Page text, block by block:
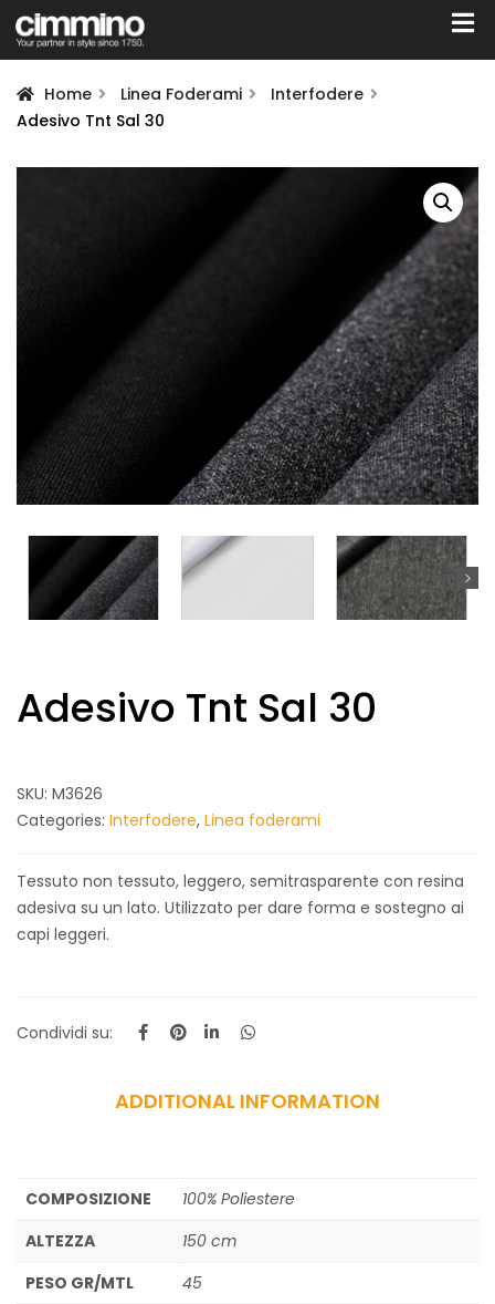
Home Linea Foderami
Interfodere
Adesivo Tnt Sal 30
Adesivo Tnt Sal 30
SKU: M3626
Categories: Interfodere, Linea foderami
Tessuto non tessuto, leggero, semitrasparente con resina
adesiva su un lato. Utilizzato per dare forma e sostegno ai
capi leggeri.
Condividi su:
ADDITIONAL INFORMATION
COMPOSIZIONE
100% Poliestere
ALTEZZA
150 cm
PESO GR/MTL
45